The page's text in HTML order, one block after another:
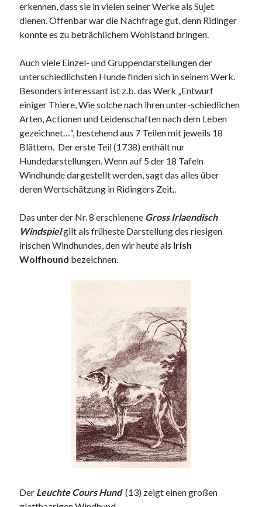
erkennen, dass sie in vielen seiner Werke als Sujet
dienen. Offenbar war die Nachfrage gut, denn Ridinger
konnte es zu beträchlichem Wohlstand bringen.
Auch viele Einzel- und Gruppendarstellungen der
unterschiedlichsten Hunde finden sich in seinem Werk.
Besonders interessant ist z.b. das Werk „Entwurf
einiger Thiere, Wie solche nach ihren unter-schiedlichen
Arten, Actionen und Leidenschaften nach dem Leben
gezeichnet…“, bestehend aus 7 Teilen mit jeweils 18
Blättern. Der erste Teil (1738) enthält nur
Hundedarstellungen. Wenn auf 5 der 18 Tafeln
Windhunde dargestellt werden, sagt das alles über
deren Wertschätzung in Ridingers Zeit..
Das unter der Nr. 8 erschienene Gross Irlaendisch
Windspielgilt als früheste Darstellung des riesigen
irischen Windhundes, den wir heute als Irish
Wolfhound bezeichnen.
Der Leuchte Cours Hund(13) zeigt einen großen